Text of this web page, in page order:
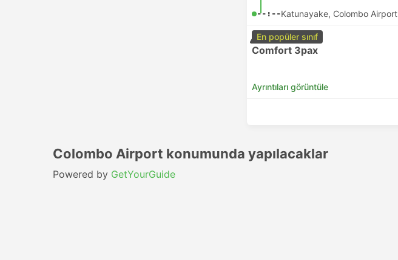
--:--Katunayake, Colombo Airport
En popüler sınıf
Comfort 3pax
Ayrıntıları görüntüle
Colombo Airport konumunda yapılacaklar
Powered by GetYourGuide